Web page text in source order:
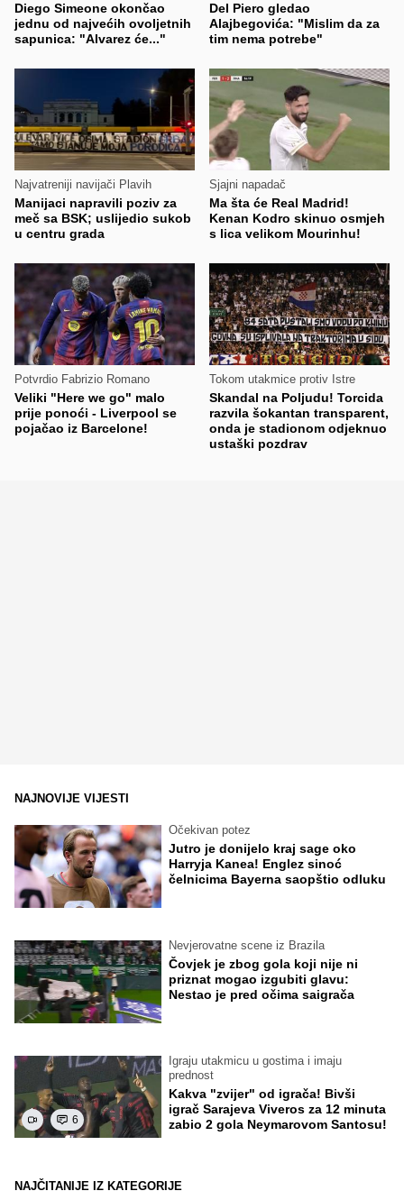
Diego Simeone okončao
jednu od najvećih ovoljetnih
sapunica: "Alvarez će..."
Del Piero gledao
Alajbegovića: "Mislim da za
tim nema potrebe"
Najvatreniji navijači Plavih
Manijaci napravili poziv za
meč sa BSK; uslijedio sukob
u centru grada
Sjajni napadač
Ma šta će Real Madrid!
Kenan Kodro skinuo osmjeh
s lica velikom Mourinhu!
Potvrdio Fabrizio Romano
Veliki "Here we go" malo
prije ponoći - Liverpool se
pojačao iz Barcelone!
Tokom utakmice protiv Istre
Skandal na Poljudu! Torcida
razvila šokantan transparent,
onda je stadionom odjeknuo
ustaški pozdrav
NAJNOVIJE VIJESTI
Očekivan potez
Jutro je donijelo kraj sage oko
Harryja Kanea! Englez sinoć
čelnicima Bayerna saopštio odluku
Nevjerovatne scene iz Brazila
Čovjek je zbog gola koji nije ni
priznat mogao izgubiti glavu:
Nestao je pred očima saigrača
6
Igraju utakmicu u gostima i imaju
prednost
Kakva "zvijer" od igrača! Bivši
igrač Sarajeva Viveros za 12 minuta
zabio 2 gola Neymarovom Santosu!
NAJČITANIJE IZ KATEGORIJE